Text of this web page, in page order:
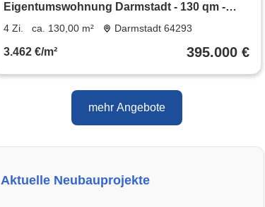
Eigentumswohnung Darmstadt - 130 qm -
teilbar - provisionsfrei
4 Zi. ca. 130,00 m² Darmstadt 64293
3.462 €/m² 395.000 €
mehr Angebote
Aktuelle Neubauprojekte